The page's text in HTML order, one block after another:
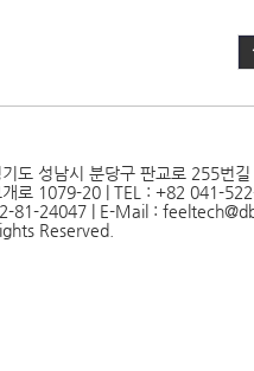
도 성남시 분당구 판교로 255
개로 1079-20 | TEL : +82 041-
81-24047 | E-Mail :
Reserved.